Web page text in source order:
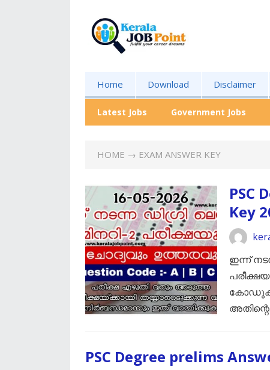
Home Download Disclaimer
Latest Jobs Government Jobs
HOME → EXAM ANSWER KEY
PSC
Key
ഇന്ന്
PSC Degree prelims